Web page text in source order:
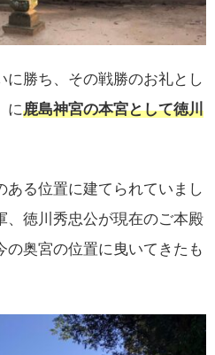
に勝ち、その戦勝のお礼とし
に鹿島神宮の本宮として徳川
ある位置に建てられていまし
、徳川秀忠公が現在のご本殿
の奥宮の位置に曳いてきたも